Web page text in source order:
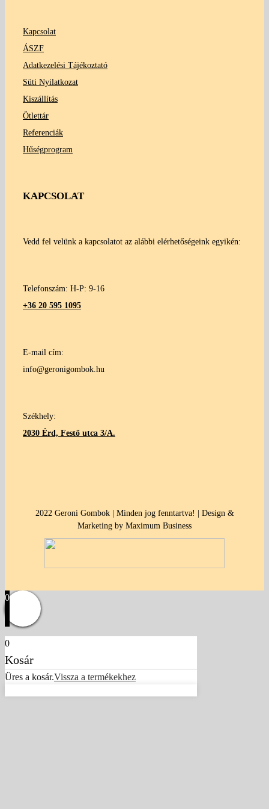
Kapcsolat
ÁSZF
Adatkezelési Tájékoztató
Süti Nyilatkozat
Kiszállítás
Ötlettár
Referenciák
Hűségprogram
KAPCSOLAT
Vedd fel velünk a kapcsolatot az alábbi elérhetőségeink egyikén:
Telefonszám: H-P: 9-16
+36 20 595 1095
E-mail cím:
info@geronigombok.hu
Székhely:
2030 Érd, Festő utca 3/A.
2022 Geroni Gombok | Minden jog fenntartva! | Design &
Marketing by Maximum Business
0
0
Kosár
Üres a kosár.Vissza a termékekhez